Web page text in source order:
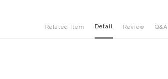
Related Item Detail Review Q&A